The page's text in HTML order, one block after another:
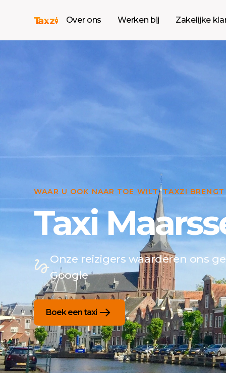
Over ons Werken bij Zakelijke
WAAR U OOK NAAR TOE WILT, TAXZI
Taxi
Onze reizigers waarderen ons
Google
Boek een taxi